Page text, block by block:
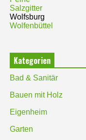
Salzgitter
Wolfsburg
Wolfenbüttel
Kategorien
Bad & Sanitär
Bauen mit Holz
Eigenheim
Garten